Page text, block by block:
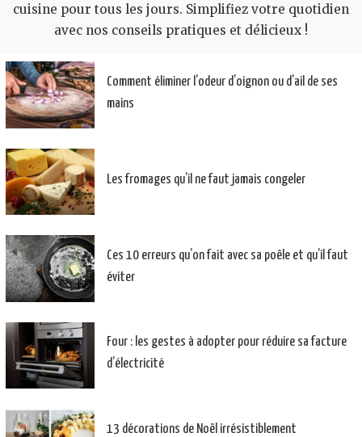
cuisine pour tous les jours. Simplifiez votre quotidien
avec nos conseils pratiques et délicieux !
Comment éliminer l’odeur d’oignon ou d’ail de ses
mains
Les fromages qu’il ne faut jamais congeler
Ces 10 erreurs qu’on fait avec sa poêle et qu’il faut
éviter
Four : les gestes à adopter pour réduire sa facture
d’électricité
13 décorations de Noël irrésistiblement